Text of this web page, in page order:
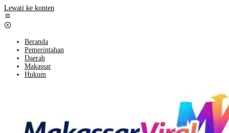
Lewati ke konten
Beranda
Pemerintahan
Daerah
Makassar
Hukum